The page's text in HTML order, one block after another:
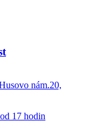
nám.20,
17 hodin